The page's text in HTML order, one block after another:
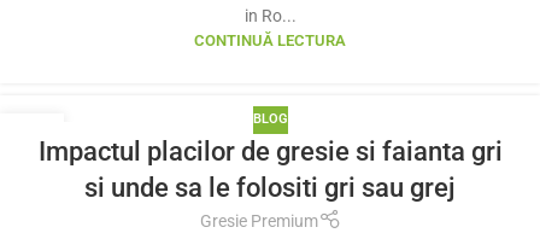
in Ro...
CONTINUĂ LECTURA
13 BLOG
Impactul placilor de gresie si faianta gri
si unde sa le folositi gri sau grej
Gresie Premium